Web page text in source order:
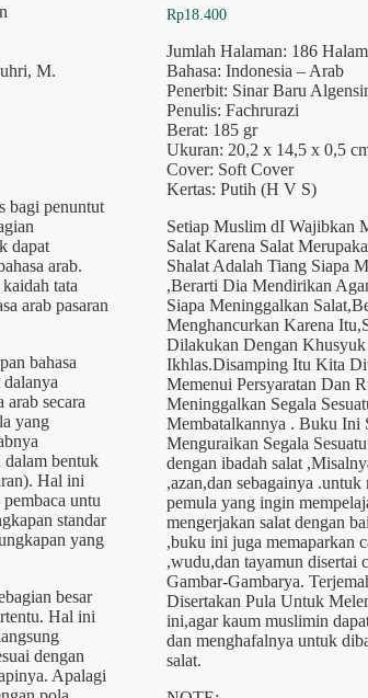
M.
bagi penuntut
dapat
arab.
tata
arab pasaran
bahasa
arab secara
yang
dalam bentuk
Hal ini
untu
standar
yang
besar
Hal ini
dengan
Apalagi
Rp18.400
Jumlah Halaman: 186
Bahasa: Indonesia – Arab
Penerbit: Sinar Baru
Penulis: Fachrurazi
Berat: 185 gr
Ukuran: 20,2 x 14,5 x 0,5
Cover: Soft Cover
Kertas: Putih (H V S)
Setiap Muslim dI Wajibkan
Salat Karena Salat
Shalat Adalah Tiang Siapa
,Berarti Dia Mendirikan
Siapa Meninggalkan
Menghancurkan Karena
Dilakukan Dengan
Ikhlas.Disamping Itu Kita
Memenui Persyaratan Dan
Meninggalkan Segala
Membatalkannya . Buku Ini
Menguraikan Segala
dengan ibadah salat
,azan,dan sebagainya .untuk
pemula yang ingin
mengerjakan salat dengan
,buku ini juga memaparkan
,wudu,dan tayamun disertai
Gambar-Gambarya.
Disertakan Pula Untuk
ini,agar kaum muslimin
dan menghafalnya untuk
salat.